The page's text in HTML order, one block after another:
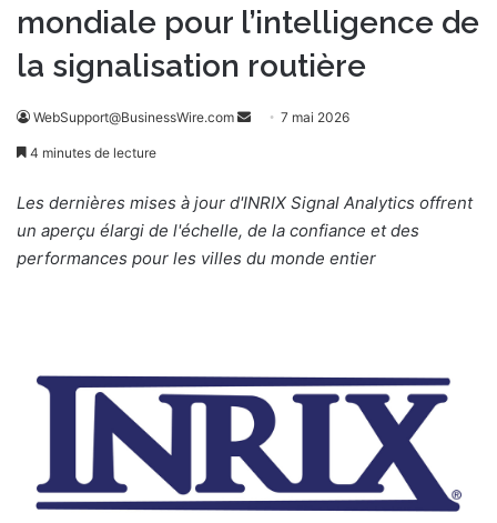
mondiale pour l’intelligence de
la signalisation routière
WebSupport@BusinessWire.com
o
y
e
o
u
r
7 mai 2026
4 minutes de lecture
Les dernières mises à jour d'INRIX Signal Analytics offrent
un aperçu élargi de l'échelle, de la confiance et des
performances pour les villes du monde entier